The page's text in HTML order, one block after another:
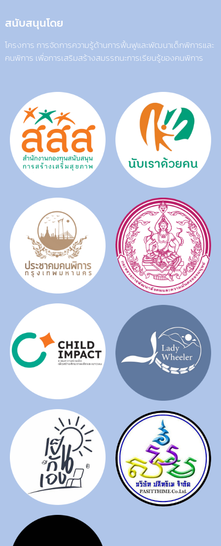
สนับสนุนโดย
โครงการ การจัดการความรู้ด้านการฟื้นฟูและพัฒนาเด็กพิการและ
คนพิการ เพื่อการเสริมสร้างสมรรถนะการเรียนรู้ของคนพิการ